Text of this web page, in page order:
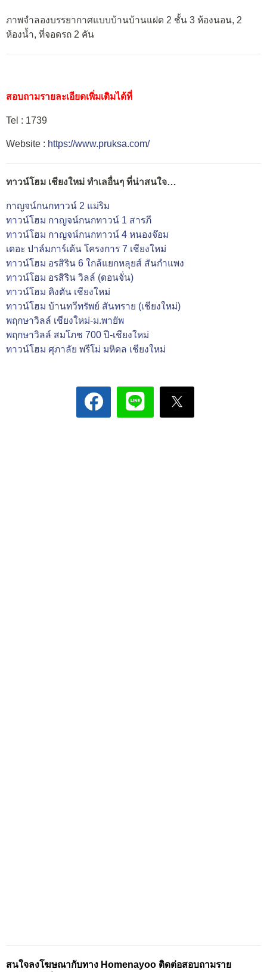
ภาพจำลองบรรยากาศแบบบ้านบ้านแฝด 2 ชั้น 3 ห้องนอน, 2
ห้องน้ำ, ที่จอดรถ 2 คัน
สอบถามรายละเอียดเพิ่มเติมได้ที่
Tel : 1739
Website : https://www.pruksa.com/
ทาวน์โฮม เชียงใหม่ ทำเลอื่นๆ ที่น่าสนใจ…
กาญจน์กนกทาวน์ 2 แม่ริม
ทาวน์โฮม กาญจน์กนกทาวน์ 1 สารภี
ทาวน์โฮม กาญจน์กนกทาวน์ 4 หนองจ๊อม
เดอะ ปาล์มการ์เด้น โครงการ 7 เชียงใหม่
ทาวน์โฮม อรสิริน 6 ใกล้แยกหลุยส์ สันกำแพง
ทาวน์โฮม อรสิริน วิลล์ (ดอนจั่น)
ทาวน์โฮม คิงตัน เชียงใหม่
ทาวน์โฮม บ้านทวีทรัพย์ สันทราย (เชียงใหม่)
พฤกษาวิลล์ เชียงใหม่-ม.พายัพ
พฤกษาวิลล์ สมโภช 700 ปี-เชียงใหม่
ทาวน์โฮม ศุภาลัย พรีโม่ มหิดล เชียงใหม่
สนใจลงโฆษณากับทาง Homenayoo ติดต่อสอบถามราย